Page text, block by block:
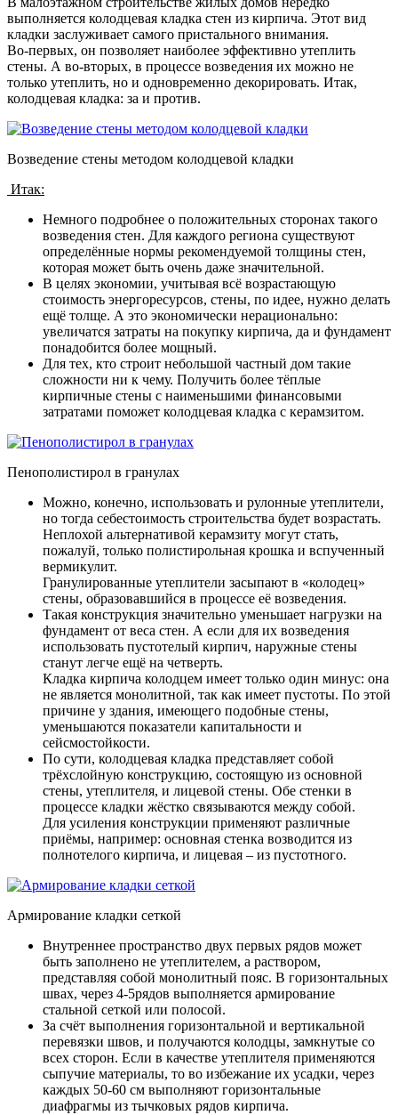
выполняется колодцевая кладка стен из кирпича. Этот вид
кладки заслуживает самого пристального внимания.
Во-первых, он позволяет наиболее эффективно утеплить
стены. А во-вторых, в процессе возведения их можно не
только утеплить, но и одновременно декорировать. Итак,
колодцевая кладка: за и против.
Возведение стены методом колодцевой кладки
Итак:
Немного подробнее о положительных сторонах такого
возведения стен. Для каждого региона существуют
определённые нормы рекомендуемой толщины стен,
которая может быть очень даже значительной.
В целях экономии, учитывая всё возрастающую
стоимость энергоресурсов, стены, по идее, нужно делать
ещё толще. А это экономически нерационально:
увеличатся затраты на покупку кирпича, да и фундамент
понадобится более мощный.
Для тех, кто строит небольшой частный дом такие
сложности ни к чему. Получить более тёплые
кирпичные стены с наименьшими финансовыми
затратами поможет колодцевая кладка с керамзитом.
Пенополистирол в гранулах
Можно, конечно, использовать и рулонные утеплители,
но тогда себестоимость строительства будет возрастать.
Неплохой альтернативой керамзиту могут стать,
пожалуй, только полистирольная крошка и вспученный
вермикулит.
Гранулированные утеплители засыпают в «колодец»
стены, образовавшийся в процессе её возведения.
Такая конструкция значительно уменьшает нагрузки на
фундамент от веса стен. А если для их возведения
использовать пустотелый кирпич, наружные стены
станут легче ещё на четверть.
Кладка кирпича колодцем имеет только один минус: она
не является монолитной, так как имеет пустоты. По этой
причине у здания, имеющего подобные стены,
уменьшаются показатели капитальности и
сейсмостойкости.
По сути, колодцевая кладка представляет собой
трёхслойную конструкцию, состоящую из основной
стены, утеплителя, и лицевой стены. Обе стенки в
процессе кладки жёстко связываются между собой.
Для усиления конструкции применяют различные
приёмы, например: основная стенка возводится из
полнотелого кирпича, и лицевая – из пустотного.
Армирование кладки сеткой
Внутреннее пространство двух первых рядов может
быть заполнено не утеплителем, а раствором,
представляя собой монолитный пояс. В горизонтальных
швах, через 4-5рядов выполняется армирование
стальной сеткой или полосой.
За счёт выполнения горизонтальной и вертикальной
перевязки швов, и получаются колодцы, замкнутые со
всех сторон. Если в качестве утеплителя применяются
сыпучие материалы, то во избежание их усадки, через
каждых 50-60 см выполняют горизонтальные
диафрагмы из тычковых рядов кирпича.